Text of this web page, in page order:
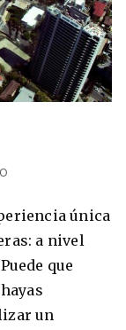
campo
Madrid
para
única
a nivel
que
un